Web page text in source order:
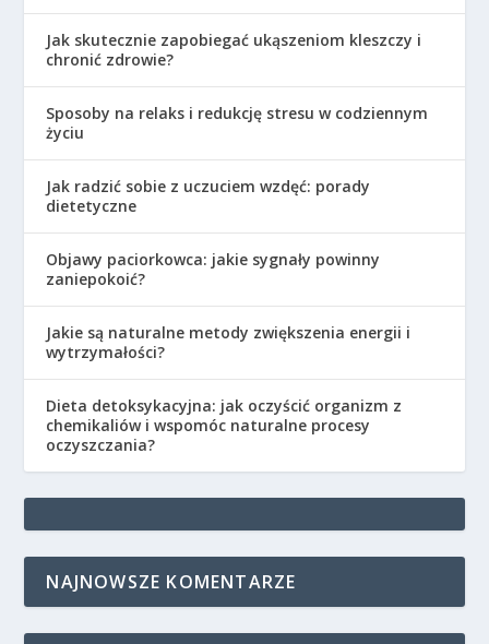
Jak skutecznie zapobiegać ukąszeniom kleszczy i
chronić zdrowie?
Sposoby na relaks i redukcję stresu w codziennym
życiu
Jak radzić sobie z uczuciem wzdęć: porady
dietetyczne
Objawy paciorkowca: jakie sygnały powinny
zaniepokoić?
Jakie są naturalne metody zwiększenia energii i
wytrzymałości?
Dieta detoksykacyjna: jak oczyścić organizm z
chemikaliów i wspomóc naturalne procesy
oczyszczania?
NAJNOWSZE KOMENTARZE